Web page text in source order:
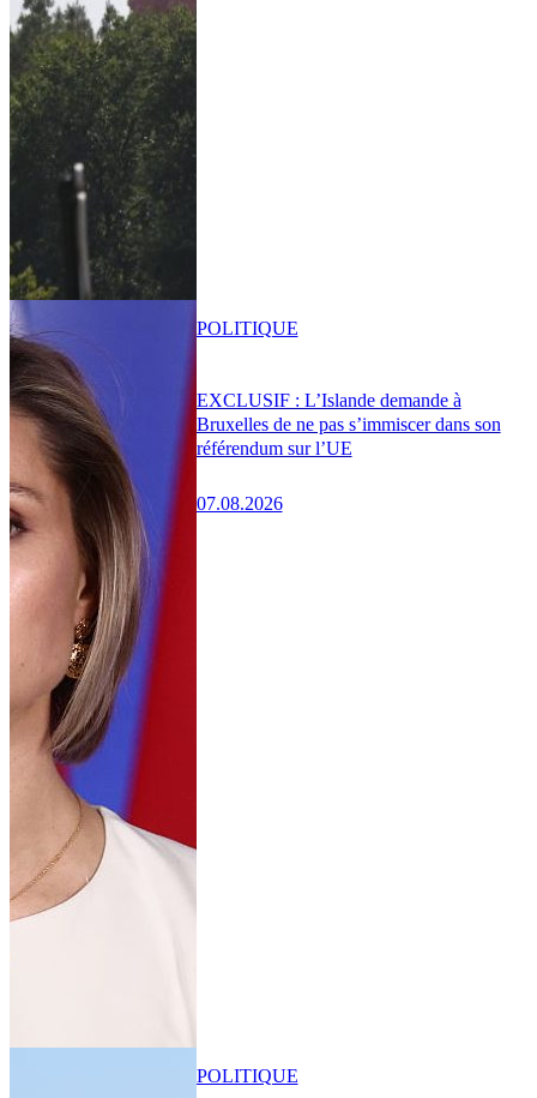
EXCLUSIF : L’Islande demande à
Bruxelles de ne pas s’immiscer dans son
référendum sur l’UE
07.08.2026
POLITIQUE
POLITIQUE